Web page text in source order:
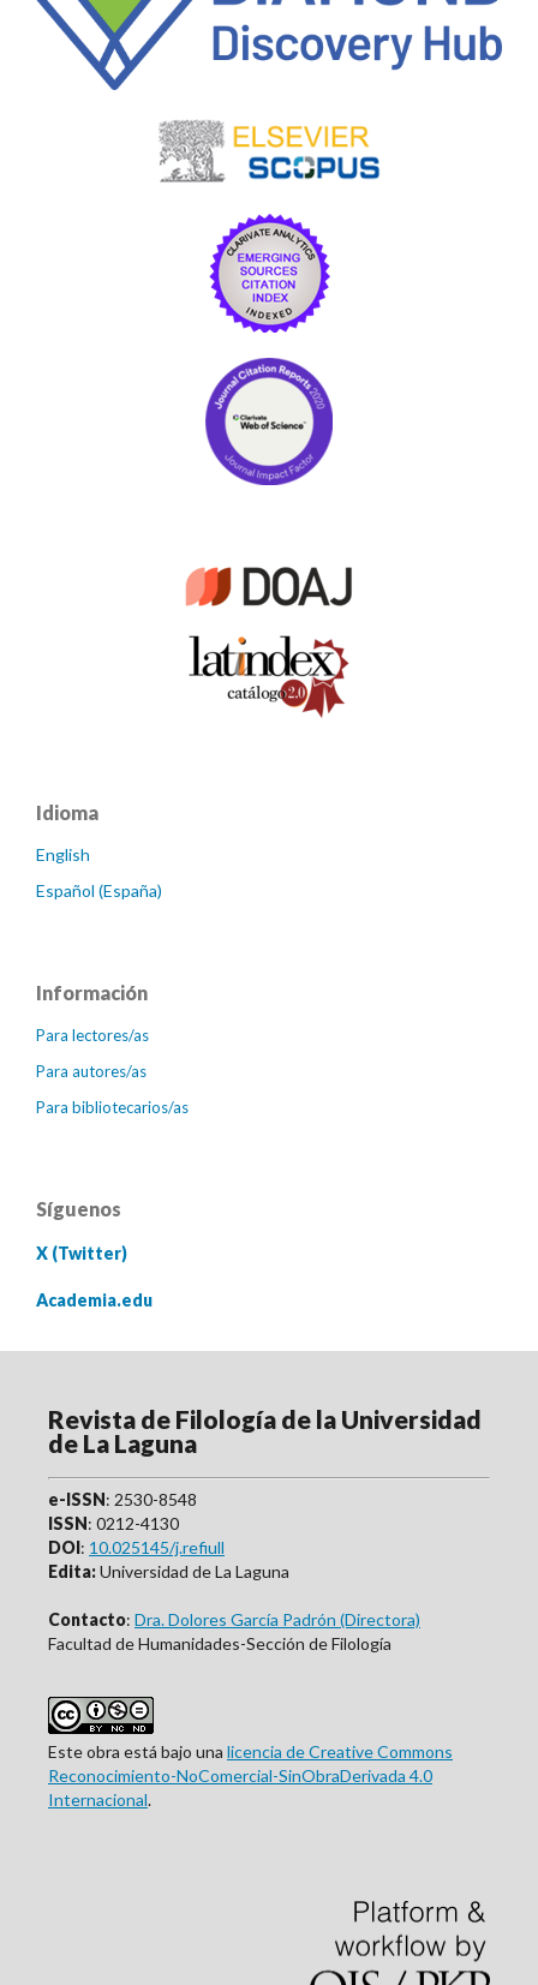
Idioma
English
Español (España)
Información
Para lectores/as
Para autores/as
Para bibliotecarios/as
Síguenos
X (Twitter)
Academia.edu
Revista de Filología de la Universidad
de La Laguna
e-ISSN: 2530-8548
ISSN: 0212-4130
DOI: 10.025145/j.refiull
Edita:Universidad de La Laguna
Contacto: Dra. Dolores García Padrón (Directora)
Facultad de Humanidades-Sección de Filología
Este obra está bajo una licencia de Creative Commons
Reconocimiento-NoComercial-SinObraDerivada 4.0
Internacional.